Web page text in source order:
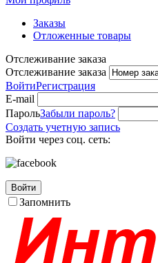
Заказы
Отложенные товары
Отслеживание заказа
Отслеживание заказа
ВойтиРегистрация
E-mail
ПарольЗабыли пароль?
Создать учетную запись
Войти через соц. сеть:
Войти
Запомнить